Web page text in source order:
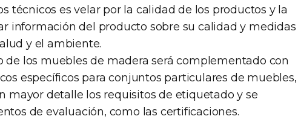
técnicos es velar por la calidad de los productos y la
información del producto sobre su calidad y medidas
y el ambiente.
los muebles de madera será complementado con
específicos para conjuntos particulares de muebles,
mayor detalle los requisitos de etiquetado y se
de evaluación, como las certificaciones.